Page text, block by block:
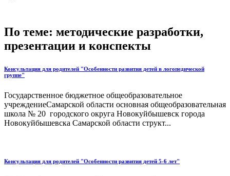
По теме: методические разработки,
презентации и конспекты
Консультация для родителей "Особенности развития детей в логопедической
группе"
Государственное бюджетное общеобразовательное
учреждениеСамарской области основная общеобразовательная
школа № 20 городского округа Новокуйбышевск города
Новокуйбышевска Самарской области структ...
Консультация для родителей "Особенности развития детей 5-6 лет"